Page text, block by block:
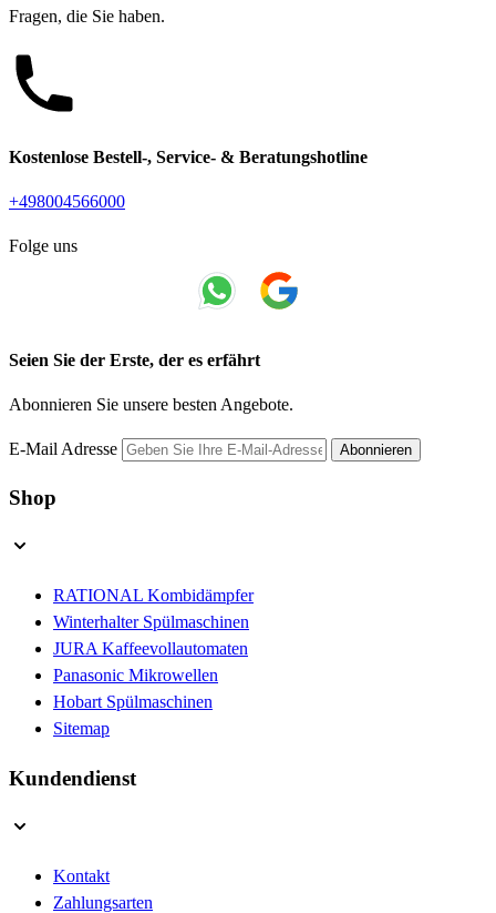
Fragen, die Sie haben.
Kostenlose Bestell-, Service- & Beratungshotline
+498004566000
Folge uns
Seien Sie der Erste, der es erfährt
Abonnieren Sie unsere besten Angebote.
E-Mail Adresse Abonnieren
Shop
RATIONAL Kombidämpfer
Winterhalter Spülmaschinen
JURA Kaffeevollautomaten
Panasonic Mikrowellen
Hobart Spülmaschinen
Sitemap
Kundendienst
Kontakt
Zahlungsarten